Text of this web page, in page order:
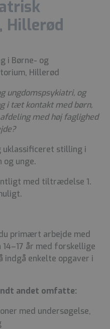
Hillerød
i Børne- og
Hillerød
ungdomspsykiatri, og
i tæt kontakt med børn,
med høj faglighed
uklassificeret stilling i
unge.
med tiltrædelse 1.
primært arbejde med
år med forskellige
indgå enkelte opgaver i
andet omfatte:
med undersøgelse,